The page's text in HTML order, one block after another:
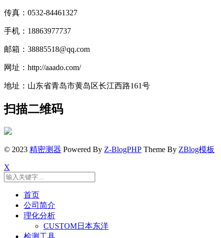
传真：0532-84461327
手机：18863977737
邮箱：38885518@qq.com
网址：http://aaado.com/
地址：山东省青岛市黄岛区长江西路161号
扫描二维码
© 2023 精密测器 Powered By Z-BlogPHP Theme By ZBlog模板
X
首页
公司简介
理化分析
CUSTOM日本东洋